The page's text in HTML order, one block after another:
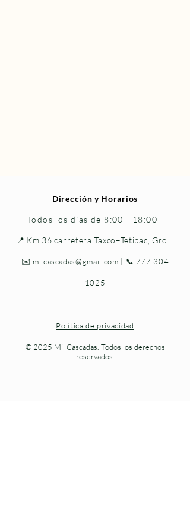
Dirección y Horarios
Todos los días de 8:00 - 18:00
📍 Km 36 carretera Taxco–Tetipac, Gro.
✉️ milcascadas@gmail.com | 📞 777 304
1025
Política de privacidad
© 2025 Mil Cascadas. Todos los derechos
reservados.